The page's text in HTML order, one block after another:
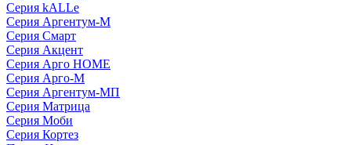
Серия kALLe
Серия Аргентум-М
Серия Смарт
Серия Акцент
Серия Арго HOME
Серия Арго-М
Серия Аргентум-МП
Серия Матрица
Серия Моби
Серия Кортез